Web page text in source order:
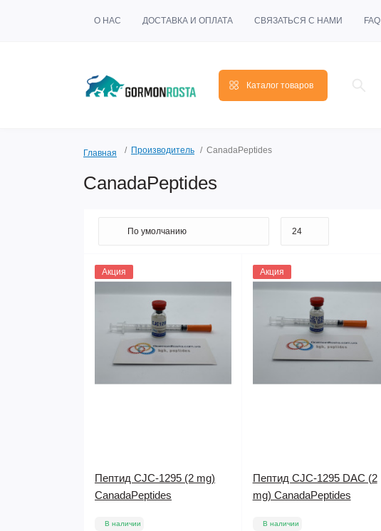
О НАС ДОСТАВКА И ОПЛАТА СВЯЗАТЬСЯ С НАМИ FAQ
Каталог товаров
Главная Производитель CanadaPeptides
CanadaPeptides
Акция
Пептид CJC-1295 (2 mg)
CanadaPeptides
В наличии
Акция
Пептид CJC-1295 DAC (2
mg) CanadaPeptides
В наличии